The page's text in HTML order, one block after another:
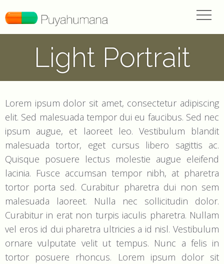
Light Portrait
Lorem ipsum dolor sit amet, consectetur adipiscing
elit. Sed malesuada tempor dui eu faucibus. Sed nec
ipsum augue, et laoreet leo. Vestibulum blandit
malesuada tortor, eget cursus libero sagittis ac.
Quisque posuere lectus molestie augue eleifend
lacinia. Fusce accumsan tempor nibh, at pharetra
tortor porta sed. Curabitur pharetra dui non sem
malesuada laoreet. Nulla nec sollicitudin dolor.
Curabitur in erat non turpis iaculis pharetra. Nullam
vel eros id dui pharetra ultricies a id nisl. Vestibulum
ornare vulputate velit ut tempus. Nunc a felis in
tortor posuere rhoncus. Lorem ipsum dolor sit